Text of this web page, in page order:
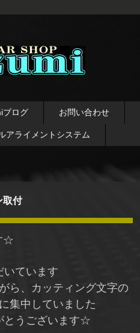
ドニング カーオ
オ レカロシート
ブログ お問い合わせ
アライメントシステム
付
☆
いています
ら、カッティング文字の
集中していました
とうございます☆